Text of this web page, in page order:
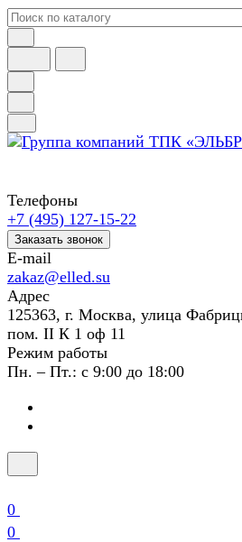
Телефоны
+7 (495) 127-15-22
Заказать звонок
E-mail
zakaz@elled.su
Адрес
125363, г. Москва, улица
пом. II К 1 оф 11
Режим работы
Пн. – Пт.: с 9:00 до 18:00
0
0